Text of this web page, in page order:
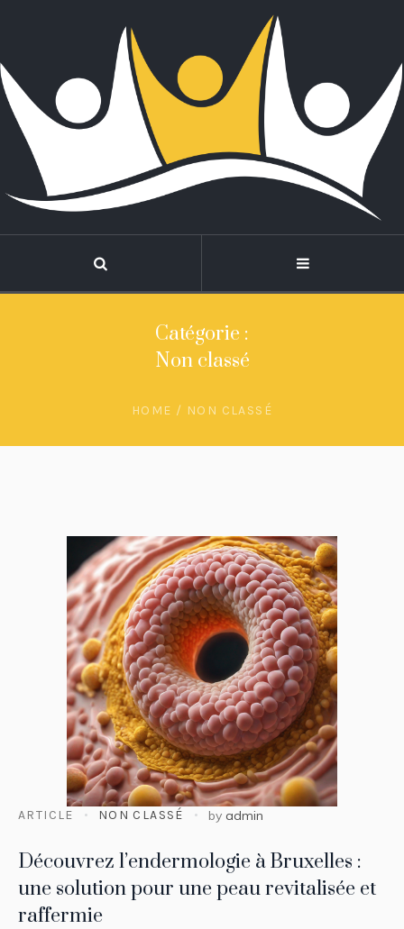
Catégorie :
Non classé
HOME / NON CLASSÉ
ARTICLE NON CLASSÉ by admin
Découvrez l’endermologie à Bruxelles :
une solution pour une peau revitalisée et
raffermie